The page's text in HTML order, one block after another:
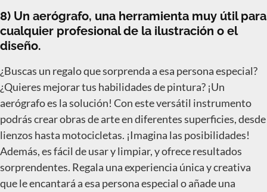
8) Un aerógrafo, una herramienta muy útil para
cualquier profesional de la ilustración o el
diseño.
¿Buscas un regalo que sorprenda a esa persona especial?
¿Quieres mejorar tus habilidades de pintura? ¡Un
aerógrafo es la solución! Con este versátil instrumento
podrás crear obras de arte en diferentes superficies, desde
lienzos hasta motocicletas. ¡Imagina las posibilidades!
Además, es fácil de usar y limpiar, y ofrece resultados
sorprendentes. Regala una experiencia única y creativa
que le encantará a esa persona especial o añade una